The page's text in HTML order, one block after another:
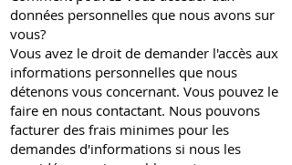
données personnelles que nous avons sur
vous?
Vous avez le droit de demander l'accès aux
informations personnelles que nous
détenons vous concernant. Vous pouvez le
faire en nous contactant. Nous pouvons
facturer des frais minimes pour les
demandes d'informations si nous les